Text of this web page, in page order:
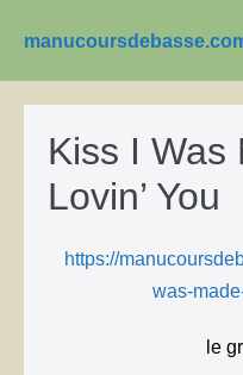
contenu
Kiss I Was
Lovin’ You
https://
was-
le